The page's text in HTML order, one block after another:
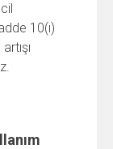
10(ı)